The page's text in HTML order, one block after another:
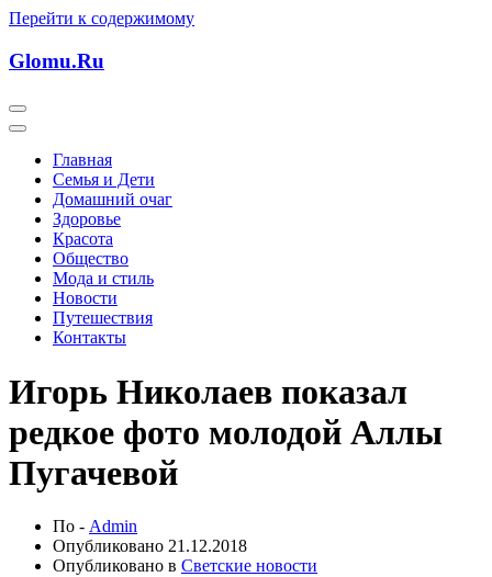
Перейти к содержимому
Glomu.Ru
Главная
Семья и Дети
Домашний очаг
Здоровье
Красота
Общество
Мода и стиль
Новости
Путешествия
Контакты
Игорь Николаев показал
редкое фото молодой Аллы
Пугачевой
По - Admin
Опубликовано 21.12.2018
Опубликовано в Светские новости